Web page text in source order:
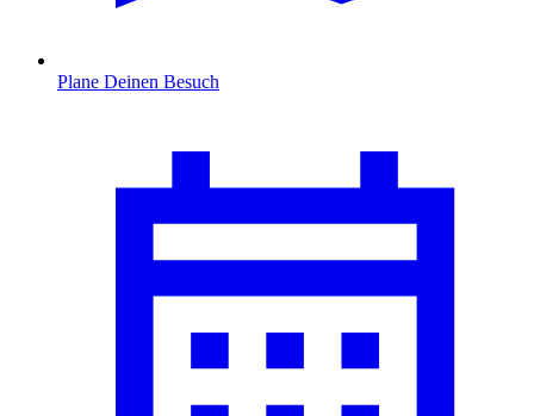
Plane Deinen Besuch